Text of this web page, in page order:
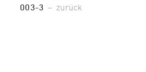
003-3 – zurück